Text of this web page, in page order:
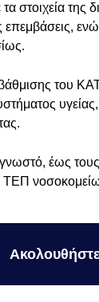
στοιχεία της
επεμβάσεις,
του
έως